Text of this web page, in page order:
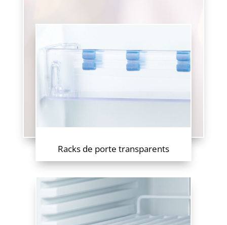
Racks de porte transparents